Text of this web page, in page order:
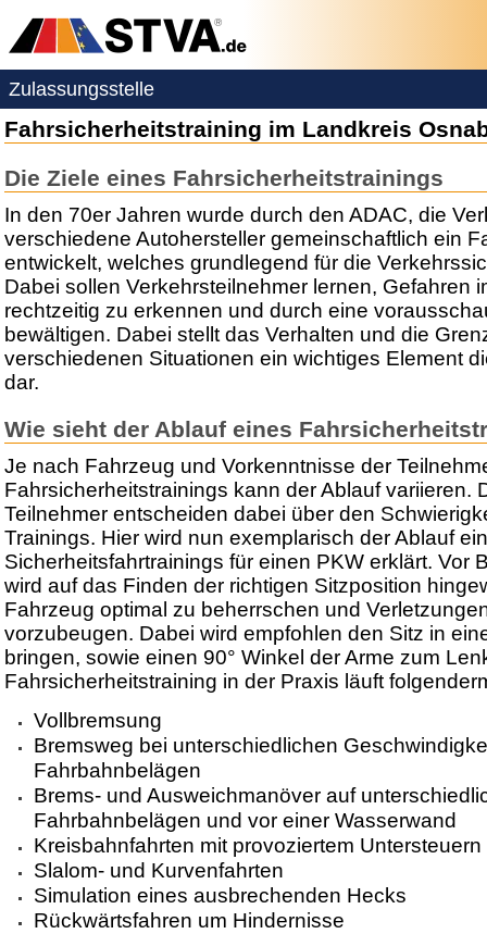
Zulassungsstelle
Fahrsicherheitstraining im Landkreis
Die Ziele eines Fahrsicherheitstrainings
In den 70er Jahren wurde durch den ADAC, die
verschiedene Autohersteller gemeinschaftlich ein
entwickelt, welches grundlegend für die
Dabei sollen Verkehrsteilnehmer lernen, Gefahren
rechtzeitig zu erkennen und durch eine
bewältigen. Dabei stellt das Verhalten und die
verschiedenen Situationen ein wichtiges Element
dar.
Wie sieht der Ablauf eines
Je nach Fahrzeug und Vorkenntnisse der
Fahrsicherheitstrainings kann der Ablauf variieren.
Teilnehmer entscheiden dabei über den
Trainings. Hier wird nun exemplarisch der Ablauf
Sicherheitsfahrtrainings für einen PKW erklärt. Vor
wird auf das Finden der richtigen Sitzposition
Fahrzeug optimal zu beherrschen und
vorzubeugen. Dabei wird empfohlen den Sitz in
bringen, sowie einen 90° Winkel der Arme zum
Fahrsicherheitstraining in der Praxis läuft
Vollbremsung
Bremsweg bei unterschiedlichen
Fahrbahnbelägen
Brems- und Ausweichmanöver auf
Fahrbahnbelägen und vor einer Wasserwand
Kreisbahnfahrten mit provoziertem
Slalom- und Kurvenfahrten
Simulation eines ausbrechenden Hecks
Rückwärtsfahren um Hindernisse